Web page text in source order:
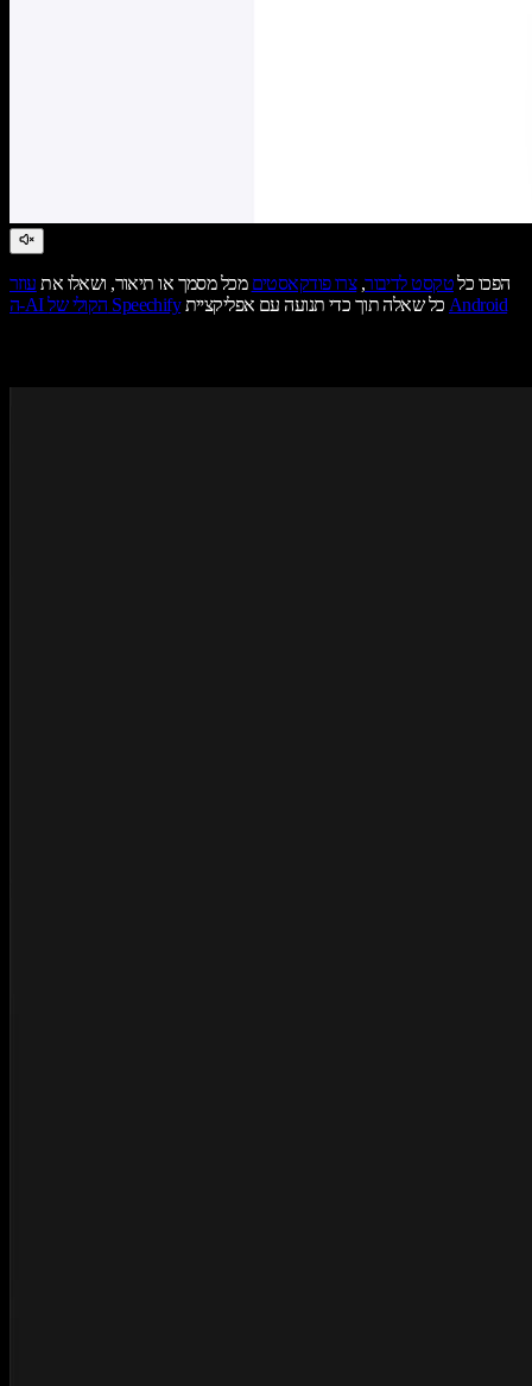
הפכו כלטקסט לדיבור,צרו פודקאסטים מכל מסמך או תיאור, ושאלו את עוזר
ה-AI הקולי של Speechify
כל שאלה תוך כדי תנועה עם אפליקצייתAndroid